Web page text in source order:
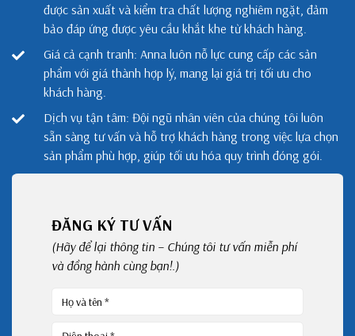
được sản xuất và kiểm tra chất lượng nghiêm ngặt, đảm
bảo đáp ứng được yêu cầu khắt khe từ khách hàng.
Giá cả cạnh tranh: Anna luôn nỗ lực cung cấp các sản
phẩm với giá thành hợp lý, mang lại giá trị tối ưu cho
khách hàng.
Dịch vụ tận tâm: Đội ngũ nhân viên của chúng tôi luôn
sẵn sàng tư vấn và hỗ trợ khách hàng trong việc lựa chọn
sản phẩm phù hợp, giúp tối ưu hóa quy trình đóng gói.
ĐĂNG KÝ TƯ VẤN
(Hãy để lại thông tin – Chúng tôi tư vấn miễn phí
và đồng hành cùng bạn!.)